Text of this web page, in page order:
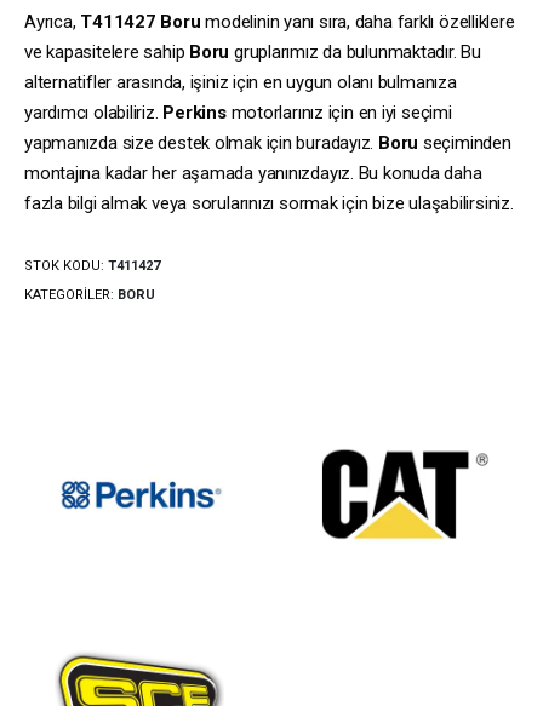
Ayrıca, T411427 Boru modelinin yanı sıra, daha farklı özelliklere
ve kapasitelere sahip Boru gruplarımız da bulunmaktadır. Bu
alternatifler arasında, işiniz için en uygun olanı bulmanıza
yardımcı olabiliriz. Perkinsmotorlarınız için en iyi seçimi
yapmanızda size destek olmak için buradayız. Boru seçiminden
montajına kadar her aşamada yanınızdayız. Bu konuda daha
fazla bilgi almak veya sorularınızı sormak için bize ulaşabilirsiniz.
STOK KODU: T411427
KATEGORILER: BORU